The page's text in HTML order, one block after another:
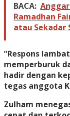
BACA:
Ramadhan
atau Sekadar
“Respons
memperburuk
hadir dengan
tegas anggota
Zulham